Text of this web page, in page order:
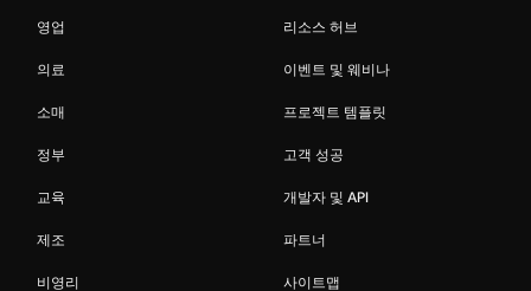
영업
의료
소매
정부
교육
제조
비영리
리소스 허브
이벤트 및 웨비나
프로젝트 템플릿
고객 성공
개발자 및 API
파트너
사이트맵